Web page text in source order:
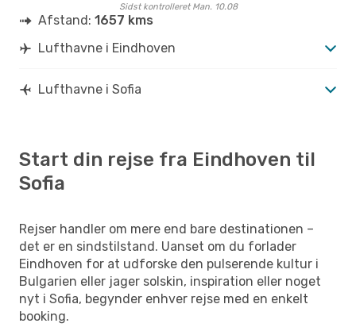
Sidst kontrolleret Man. 10.08
Afstand: 1657 kms
Lufthavne i Eindhoven
Lufthavne i Sofia
Start din rejse fra Eindhoven til
Sofia
Rejser handler om mere end bare destinationen –
det er en sindstilstand. Uanset om du forlader
Eindhoven for at udforske den pulserende kultur i
Bulgarien eller jager solskin, inspiration eller noget
nyt i Sofia, begynder enhver rejse med en enkelt
booking.